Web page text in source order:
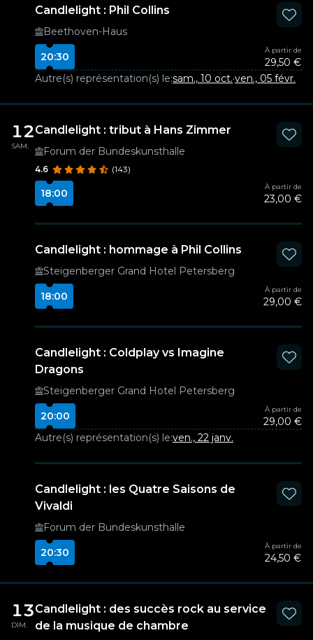
Candlelight : Phil Collins
Beethoven-Haus
20:30
À partir de
29,50 €
Autre(s) représentation(s) le:sam., 10 oct.·ven., 05 févr.
12
SAM.
Candlelight : tribut à Hans Zimmer
Forum der Bundeskunsthalle
4.6 (143)
18:00
À partir de
23,00 €
Candlelight : hommage à Phil Collins
Steigenberger Grand Hotel Petersberg
18:00
À partir de
29,00 €
Candlelight : Coldplay vs Imagine
Dragons
Steigenberger Grand Hotel Petersberg
20:00
À partir de
29,00 €
Autre(s) représentation(s) le:ven., 22 janv.
Candlelight : les Quatre Saisons de
Vivaldi
Forum der Bundeskunsthalle
20:30
À partir de
24,50 €
13
DIM.
Candlelight : des succès rock au service
de la musique de chambre